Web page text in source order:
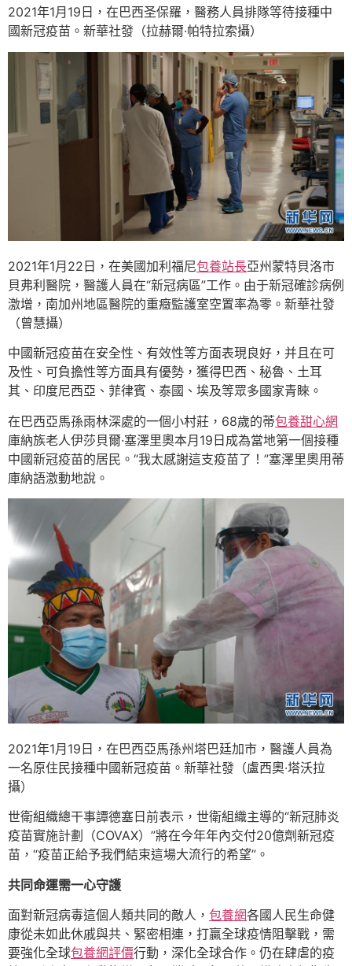
2021年1月19日，在巴西圣保羅，醫務人員排隊等待接種中
國新冠疫苗。新華社發（拉赫爾·帕特拉索攝）
2021年1月22日，在美國加利福尼包養站長亞州蒙特貝洛市
貝弗利醫院，醫護人員在“新冠病區”工作。由于新冠確診病例
激增，南加州地區醫院的重癥監護室空置率為零。新華社發
（曾慧攝）
中國新冠疫苗在安全性、有效性等方面表現良好，并且在可
及性、可負擔性等方面具有優勢，獲得巴西、秘魯、土耳
其、印度尼西亞、菲律賓、泰國、埃及等眾多國家青睞。
在巴西亞馬孫雨林深處的一個小村莊，68歲的蒂包養甜心網
庫納族老人伊莎貝爾·塞澤里奧本月19日成為當地第一個接種
中國新冠疫苗的居民。“我太感謝這支疫苗了！”塞澤里奧用蒂
庫納語激動地說。
2021年1月19日，在巴西亞馬孫州塔巴廷加市，醫護人員為
一名原住民接種中國新冠疫苗。新華社發（盧西奧·塔沃拉
攝）
世衛組織總干事譚德塞日前表示，世衛組織主導的“新冠肺炎
疫苗實施計劃（COVAX）”將在今年年內交付20億劑新冠疫
苗，“疫苗正給予我們結束這場大流行的希望”。
共同命運需一心守護
面對新冠病毒這個人類共同的敵人， 包養網各國人民生命健
康從未如此休戚與共、緊密相連，打贏全球疫情阻擊戰，需
要強化全球包養網評價行動，深化全球合作。仍在肆虐的疫